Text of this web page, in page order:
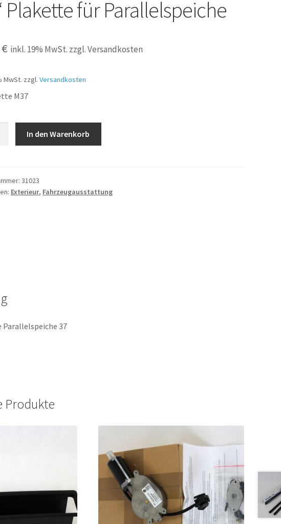
Plakette für Parallelspeiche
€ inkl. 19% MwSt. zzgl. Versandkosten
MwSt. zzgl. Versandkosten
M37
In den Warenkorb
31023
Exterieur, Fahrzeugausstattung
Parallelspeiche 37
Produkte